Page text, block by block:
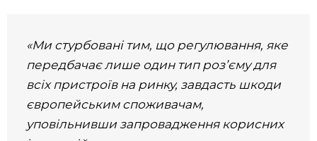
«Ми стурбовані тим, що регулювання, яке
передбачає лише один тип роз’єму для
всіх пристроїв на ринку, завдасть шкоди
європейським споживачам,
уповільнивши запровадження корисних